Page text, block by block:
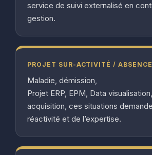
service de suivi externalisé en
gestion.
PROJET SUR-ACTIVITÉ / ABSENCE
Maladie, démission,
Projet ERP, EPM, Data
acquisition, ces situations
réactivité et de l’expertise.